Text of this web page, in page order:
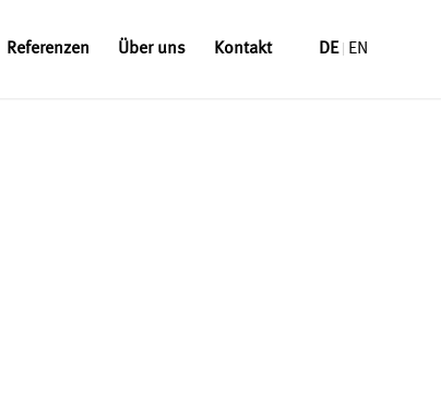
Referenzen Über uns Kontakt DE EN